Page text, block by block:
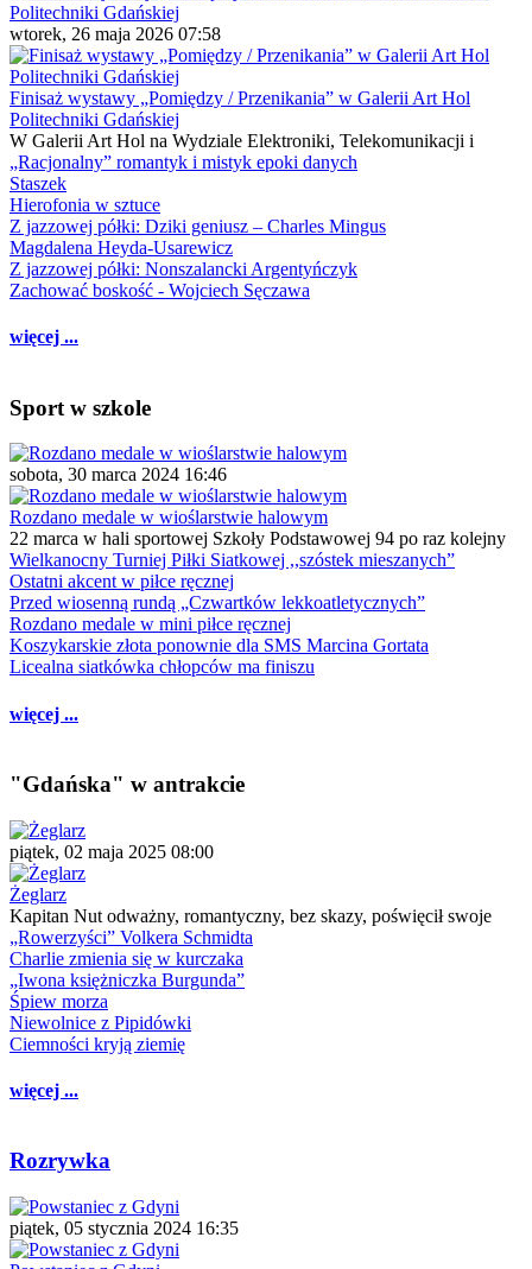
wtorek, 26 maja 2026 07:58
Finisaż wystawy „Pomiędzy / Przenikania” w Galerii Art Hol
Politechniki Gdańskiej
W Galerii Art Hol na Wydziale Elektroniki, Telekomunikacji i
„Racjonalny” romantyk i mistyk epoki danych
Staszek
Hierofonia w sztuce
Z jazzowej półki: Dziki geniusz – Charles Mingus
Magdalena Heyda-Usarewicz
Z jazzowej półki: Nonszalancki Argentyńczyk
Zachować boskość - Wojciech Sęczawa
więcej ...
Sport w szkole
sobota, 30 marca 2024 16:46
Rozdano medale w wioślarstwie halowym
22 marca w hali sportowej Szkoły Podstawowej 94 po raz kolejny
Wielkanocny Turniej Piłki Siatkowej ,,szóstek mieszanych”
Ostatni akcent w piłce ręcznej
Przed wiosenną rundą „Czwartków lekkoatletycznych”
Rozdano medale w mini piłce ręcznej
Koszykarskie złota ponownie dla SMS Marcina Gortata
Licealna siatkówka chłopców ma finiszu
więcej ...
"Gdańska" w antrakcie
piątek, 02 maja 2025 08:00
Żeglarz
Kapitan Nut odważny, romantyczny, bez skazy, poświęcił swoje
„Rowerzyści” Volkera Schmidta
Charlie zmienia się w kurczaka
„Iwona księżniczka Burgunda”
Śpiew morza
Niewolnice z Pipidówki
Ciemności kryją ziemię
więcej ...
Rozrywka
piątek, 05 stycznia 2024 16:35